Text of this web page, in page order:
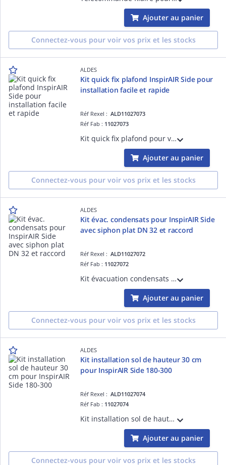
Ajouter au panier
Connectez-vous pour voir vos prix et les stocks
ALDES
Kit quick fix plafond InspirAIR Side pour
installation facile et rapide
Réf Rexel :ALD11027073
Réf Fab : 11027073
Kit quick fix plafond pour vmc double flux InspirAIR Side 150 Prima, 180 et 300 Classic permettant une installation facile et rapide par une seule personne
Ajouter au panier
Connectez-vous pour voir vos prix et les stocks
ALDES
Kit évac. condensats pour InspirAIR Side
avec siphon plat DN 32 et raccord
Réf Rexel :ALD11027072
Réf Fab : 11027072
Kit évacuation condensats pour VMC double flux InspirAIR Side avec siphon plat DN32 et raccord droit à joint pour raccordement facile et sans colle
Ajouter au panier
Connectez-vous pour voir vos prix et les stocks
ALDES
Kit installation sol de hauteur 30 cm
pour InspirAIR Side 180-300
Réf Rexel :ALD11027074
Réf Fab : 11027074
Kit installation sol de hauteur 30 cm pour VMC double flux InspirAIR Side 180-300 permettant une installation en comble au dessus d'isolant et permettant le bon raccordement de l'évacuation des condensats
Ajouter au panier
Connectez-vous pour voir vos prix et les stocks